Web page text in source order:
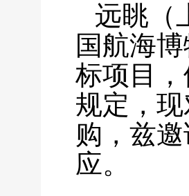
远眺（
国航海
标项目
规定，现
购，兹
应。